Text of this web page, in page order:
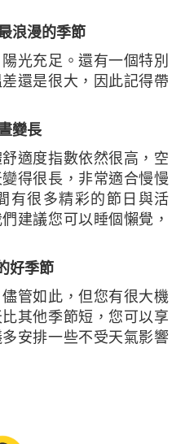
浪漫的季節
還是很大，因此記得帶
變長
得很長，非常適合慢慢
有很多精彩的節日與活
建議您可以睡個懶覺，
好季節
其他季節短，您可以享
安排一些不受天氣影響